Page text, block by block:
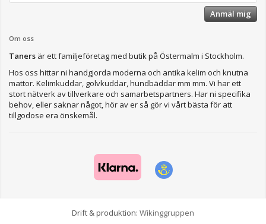
Anmäl mig
Om oss
Taners är ett familjeföretag med butik på Östermalm i Stockholm.
Hos oss hittar ni handgjorda moderna och antika kelim och knutna
mattor. Kelimkuddar, golvkuddar, hundbäddar mm mm. Vi har ett
stort nätverk av tillverkare och samarbetspartners. Har ni specifika
behov, eller saknar något, hör av er så gör vi vårt bästa för att
tillgodose era önskemål.
Drift & produktion: Wikinggruppen